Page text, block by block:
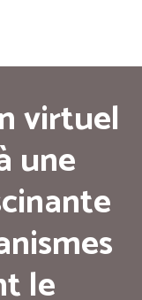
virtuel
une
le